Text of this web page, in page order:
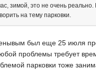
зимой, это не очень
на тему парковки.
был еще 25 июля
проблемы требует
парковки тоже